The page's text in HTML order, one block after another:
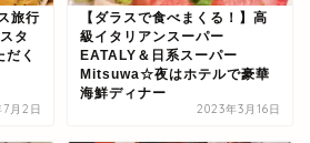
旅行
タ
く
月2日
【ダラスで食べまくる！】高
級イタリアンスーパー
EATALY＆日系スーパー
Mitsuwa☆夜はホテルで豪華
海鮮ディナー
2023年3月16日